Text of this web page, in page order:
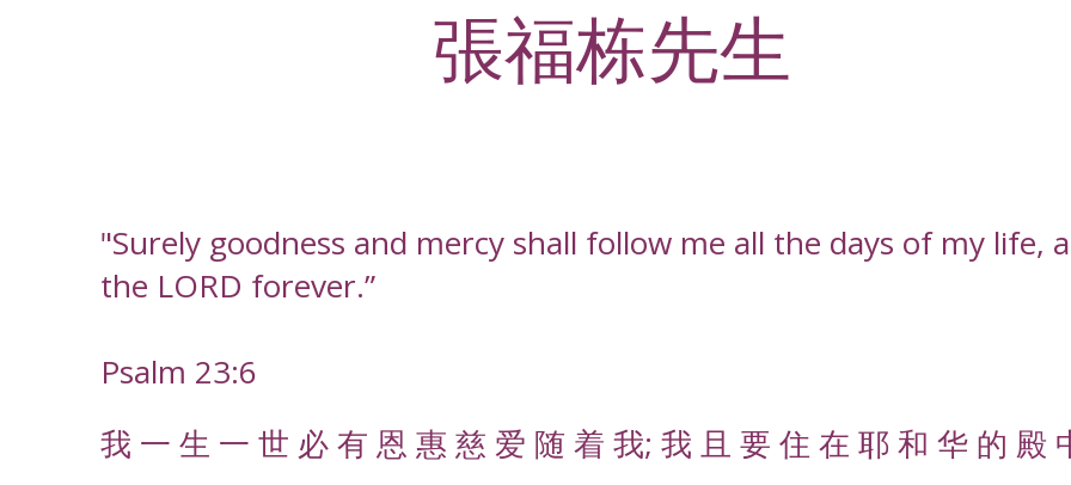
張福栋先生
"Surely goodness and mercy shall follow me all the days of my life,
the LORD forever.”
Psalm 23:6
我 一 生 一 世 必 有 恩 惠 慈 爱 随 着 我; 我 且 要 住 在 耶 和 华 的 殿